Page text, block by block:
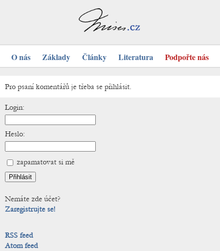
O nás Základy Články Literatura Podpořte nás
Pro psaní komentářů je třeba se přihlásit.
Login:
Heslo:
zapamatovat si mě
Nemáte zde účet?
Zaregistrujte se!
RSS feed
Atom feed